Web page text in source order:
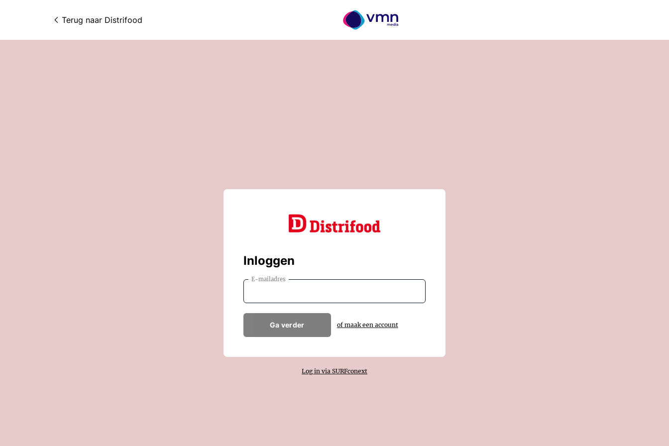
Terug naar Distrifood
Inloggen
E-mailadres
Ga verder of maak een account
Log in via SURFconext